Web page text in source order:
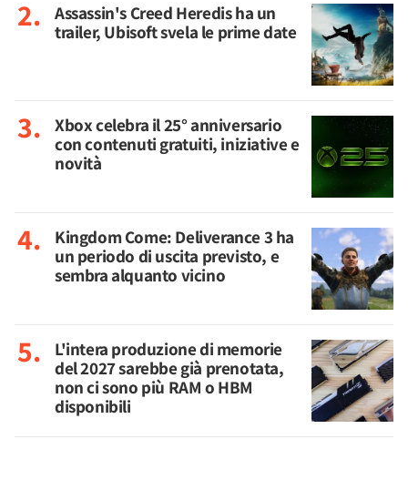
Assassin's Creed Heredis ha un
trailer, Ubisoft svela le prime date
Xbox celebra il 25° anniversario
con contenuti gratuiti, iniziative e
novità
Kingdom Come: Deliverance 3 ha
un periodo di uscita previsto, e
sembra alquanto vicino
L'intera produzione di memorie
del 2027 sarebbe già prenotata,
non ci sono più RAM o HBM
disponibili